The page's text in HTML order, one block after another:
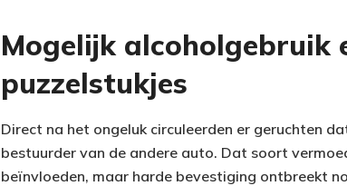
Mogelijk alcoholgebruik
puzzelstukjes
Direct na het ongeluk circuleerden er geruchten
bestuurder van de andere auto. Dat soort
beïnvloeden, maar harde bevestiging ontbreekt